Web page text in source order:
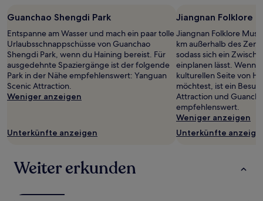
2 Erwachsenen
gefunden
wurde.
Preise
und
Verfügbarkeiten
können
sich
zusätzliche
Guanchao Shengdi Park
Entspanne am Wasser und mach ein paar tolle
Urlaubsschnappschüsse von Guanchao
Shengdi Park, wenn du Haining bereist. Für
ausgedehnte Spaziergänge ist der folgende
Park in der Nähe empfehlenswert: Yanguan
Scenic Attraction.
Weniger anzeigen
Unterkünfte anzeigen
Jiangnan Folklore
Jiangnan Folklore
km außerhalb des
sodass sich ein
einplanen lässt. Wenn
kulturellen Seite von
möchtest, ist ein
Attraction und
empfehlenswert.
Weniger anzeigen
Unterkünfte
Weiter erkunden